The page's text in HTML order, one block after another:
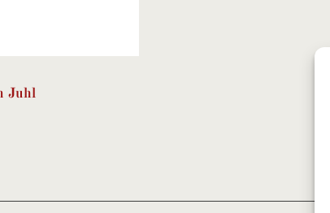
Juhl